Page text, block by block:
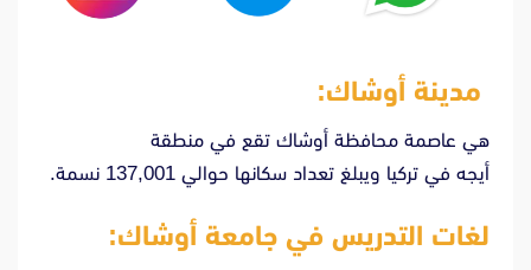
مدينة أوشاك:
هي عاصمة محافظة أوشاك تقع في منطقة
أيجه في تركيا ويبلغ تعداد سكانها حوالي 137,001 نسمة.
لغات التدريس في جامعة أوشاك: